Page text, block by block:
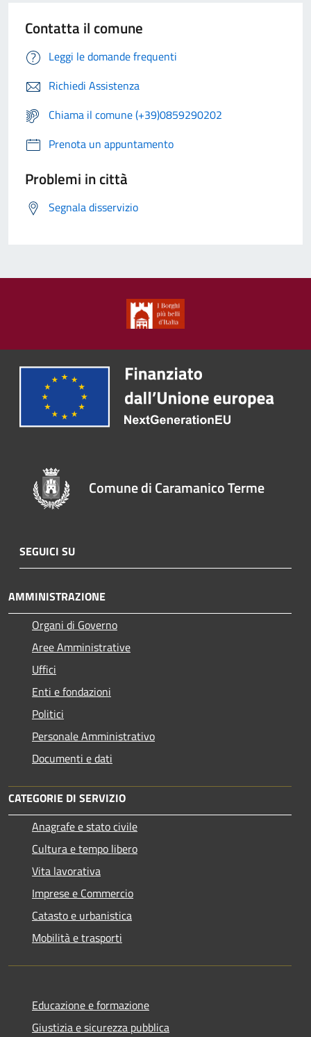
Contatta il comune
Leggi le domande frequenti
Richiedi Assistenza
Chiama il comune (+39)0859290202
Prenota un appuntamento
Problemi in città
Segnala disservizio
Comune di Caramanico Terme
SEGUICI SU
AMMINISTRAZIONE
Organi di Governo
Aree Amministrative
Uffici
Enti e fondazioni
Politici
Personale Amministrativo
Documenti e dati
CATEGORIE DI SERVIZIO
Anagrafe e stato civile
Cultura e tempo libero
Vita lavorativa
Imprese e Commercio
Catasto e urbanistica
Mobilità e trasporti
Educazione e formazione
Giustizia e sicurezza pubblica